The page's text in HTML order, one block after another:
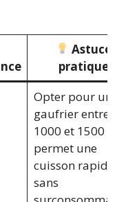
Astuce
pratique
Opter pour un
gaufrier entre
1000 et 1500 W
permet une
cuisson rapide
sans